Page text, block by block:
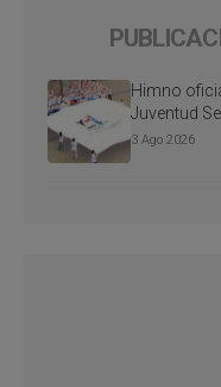
Himno
Juventud
3 Ago 2026